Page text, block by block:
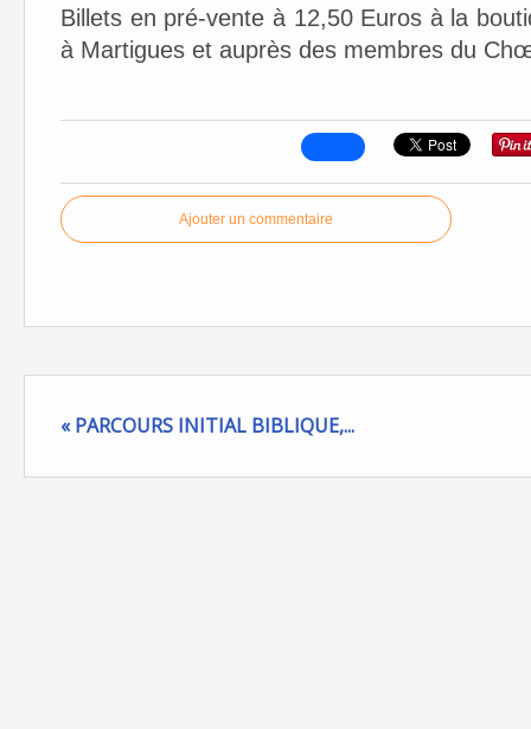
Billets en pré-vente à 12,50 Euros à la
à Martigues et auprès des membres du
Ajouter un commentaire
« PARCOURS INITIAL BIBLIQUE,...